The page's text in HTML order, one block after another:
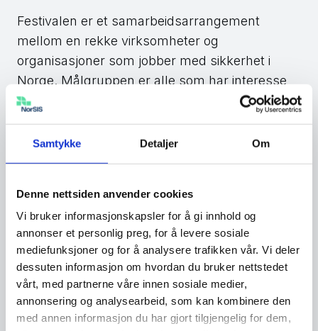
Samtykke Detaljer Om
Denne nettsiden anvender cookies
Vi bruker informasjonskapsler for å gi innhold og
annonser et personlig preg, for å levere sosiale
mediefunksjoner og for å analysere trafikken vår. Vi deler
dessuten informasjon om hvordan du bruker nettstedet
vårt, med partnerne våre innen sosiale medier,
annonsering og analysearbeid, som kan kombinere den
med annen informasjon du har gjort tilgjengelig for dem,
Festivalen er et samarbeidsarrangement
mellom en rekke virksomheter og
organisasjoner som jobber med sikkerhet i
Norge. Målgruppen er alle som har interesse
for cyber-, IKT- og informasjonssikkerhet i
politiske ressurs.
innbyggere og små og mellomstore bedrifter
under Sikkerhetsfestivalen på Lillehammer
2022.